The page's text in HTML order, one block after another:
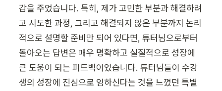
감을 주었습니다. 특히, 제가 고민한 부분과 해결하려
고 시도한 과정, 그리고 해결되지 않은 부분까지 논리
적으로 설명할 준비만 되어 있다면, 튜터님으로부터
돌아오는 답변은 매우 명확하고 실질적으로 성장에
큰 도움이 되는 피드백이었습니다. 튜터님들이 수강
생의 성장에 진심으로 임하신다는 것을 느꼈던 특별